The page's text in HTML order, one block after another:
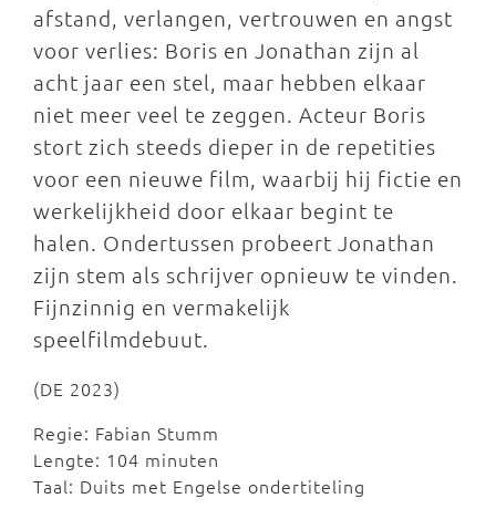
afstand, verlangen, vertrouwen en angst
voor verlies: Boris en Jonathan zijn al
acht jaar een stel, maar hebben elkaar
niet meer veel te zeggen. Acteur Boris
stort zich steeds dieper in de repetities
voor een nieuwe film, waarbij hij fictie en
werkelijkheid door elkaar begint te
halen. Ondertussen probeert Jonathan
zijn stem als schrijver opnieuw te vinden.
Fijnzinnig en vermakelijk
speelfilmdebuut.
(DE 2023)
Regie: Fabian Stumm
Lengte: 104 minuten
Taal: Duits met Engelse ondertiteling